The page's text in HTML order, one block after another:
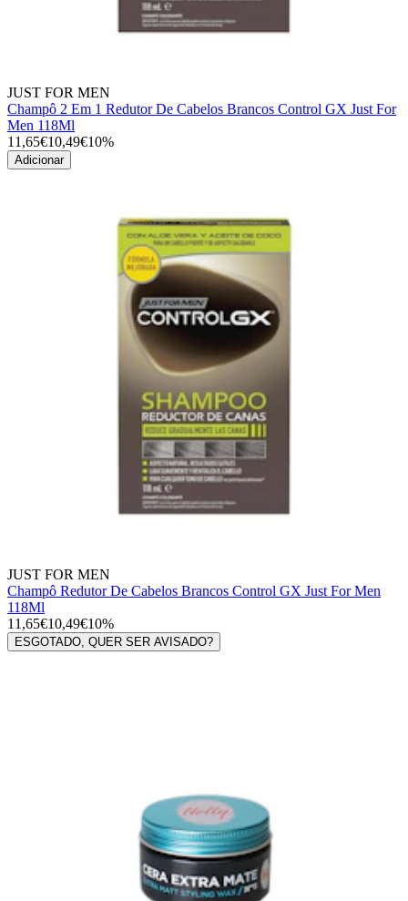
JUST FOR MEN
Champô 2 Em 1 Redutor De Cabelos Brancos Control GX Just For
Men 118Ml
11,65€10,49€10%
Adicionar
JUST FOR MEN
Champô Redutor De Cabelos Brancos Control GX Just For Men
118Ml
11,65€10,49€10%
ESGOTADO, QUER SER AVISADO?